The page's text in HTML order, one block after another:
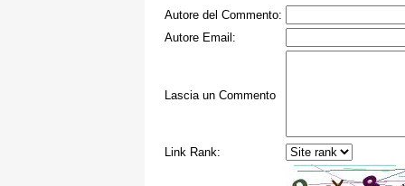
Autore del Commento:
Autore Email:
Lascia un Commento
Link Rank: